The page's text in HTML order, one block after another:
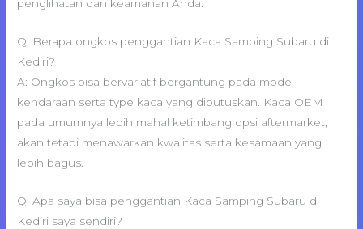
penglihatan dan keamanan Anda.
Q: Berapa ongkos penggantian Kaca Samping Subaru di
Kediri?
A: Ongkos bisa bervariatif bergantung pada mode
kendaraan serta type kaca yang diputuskan. Kaca OEM
pada umumnya lebih mahal ketimbang opsi aftermarket,
akan tetapi menawarkan kwalitas serta kesamaan yang
lebih bagus.
Q: Apa saya bisa penggantian Kaca Samping Subaru di
Kediri saya sendiri?